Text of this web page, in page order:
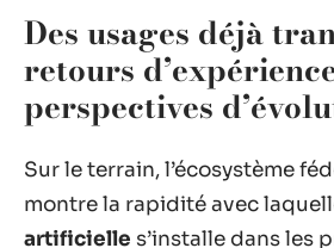
Des usages déjà
retours
perspectives
Sur le terrain, l’écosystème
montre la rapidité avec
artificielle s’installe dans les